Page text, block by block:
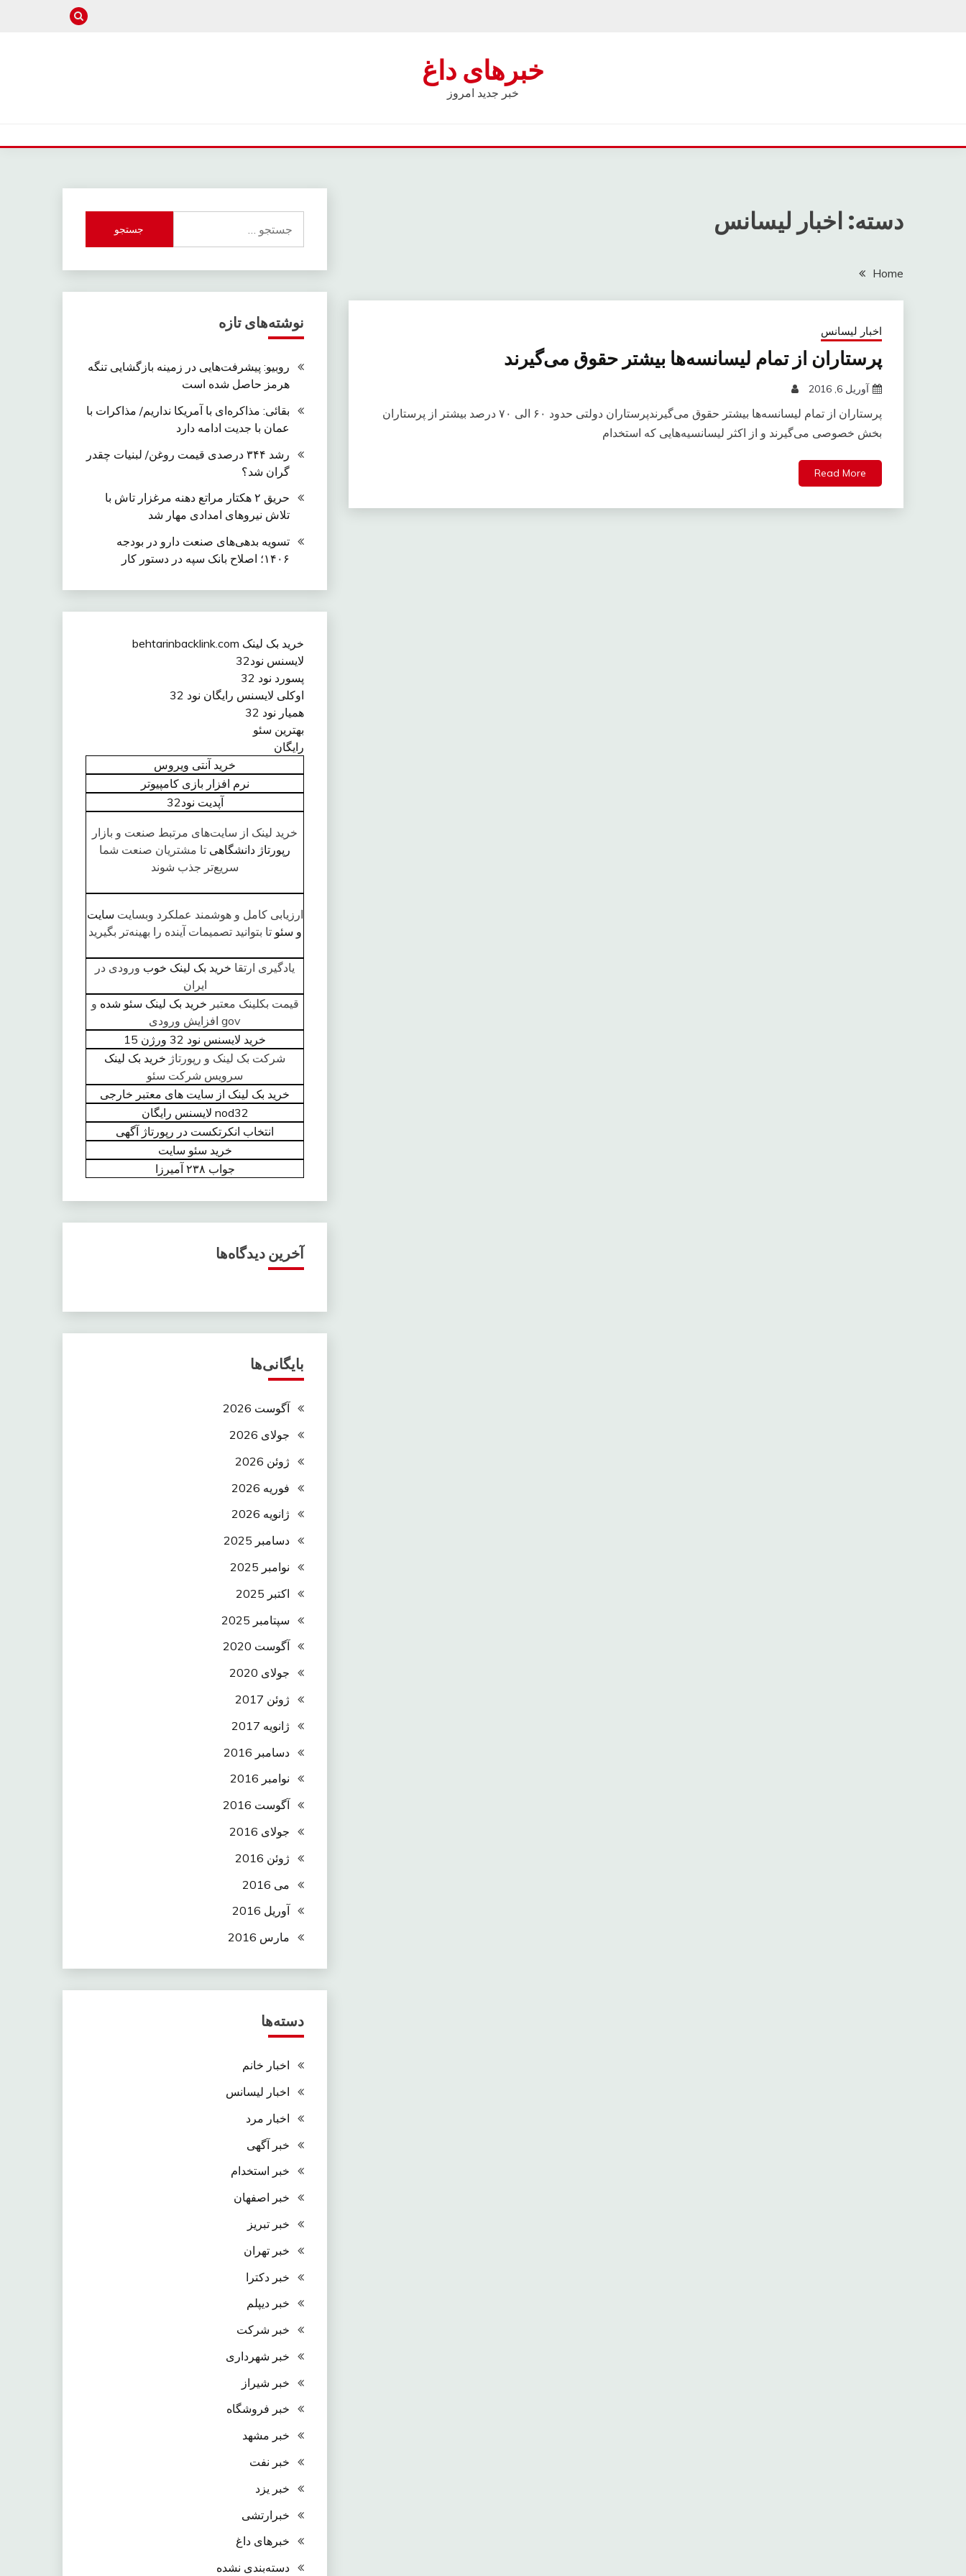
خبرهای داغ
خبر جدید امروز
دسته: اخبار لیسانس
Home
اخبار لیسانس
پرستاران از تمام لیسانسه‌ها بیشتر حقوق می‌گیرند
آوریل 6, 2016
پرستاران از تمام لیسانسه‌ها بیشتر حقوق می‌گیرندپرستاران دولتی حدود ۶۰ الی ۷۰ درصد بیشتر از پرستاران
بخش خصوصی می‌گیرند و از اکثر لیسانسیه‌هایی که استخدام
Read More
برای:
نوشته‌های تازه
روبیو: پیشرفت‌هایی در زمینه بازگشایی تنگه
هرمز حاصل شده است
بقائی: مذاکره‌ای با آمریکا نداریم/ مذاکرات با
عمان با جدیت ادامه دارد
رشد ۳۴۴ درصدی قیمت روغن/ لبنیات چقدر
گران شد؟
حریق ۲ هکتار مراتع دهنه مرغزار تاش با
تلاش نیروهای امدادی مهار شد
تسویه بدهی‌های صنعت دارو در بودجه
۱۴۰۶؛ اصلاح بانک سپه در دستور کار
خرید بک لینک behtarinbacklink.com
لایسنس نود32
پسورد نود 32
اوکلی لایسنس رایگان نود 32
همیار نود 32
بهترین سئو
رایگان
خرید آنتی ویروس
نرم افزار بازی کامپیوتر
آپديت نود32
خرید لینک از سایت‌های مرتبط صنعت و بازار
رپورتاژ دانشگاهی تا مشتریان صنعت شما
سریع‌تر جذب شوند
ارزیابی کامل و هوشمند عملکرد وبسایت سایت
و سئو تا بتوانید تصمیمات آینده را بهینه‌تر بگیرید
یادگیری ارتقا خرید بک لینک خوب ورودی در
ایران
قیمت بکلینک معتبر خرید بک لینک سئو شده و
gov افزایش ورودی
خرید لایسنس نود 32 ورژن 15
شرکت بک لینک و رپورتاژ خرید بک لینک
سرویس شرکت سئو
خرید بک لینک از سایت های معتبر خارجی
nod32 لایسنس رایگان
انتخاب انکرتکست در رپورتاژ آگهی
خرید سئو سایت
جواب ۲۳۸ آمیرزا
آخرین دیدگاه‌ها
بایگانی‌ها
آگوست 2026
جولای 2026
ژوئن 2026
فوریه 2026
ژانویه 2026
دسامبر 2025
نوامبر 2025
اکتبر 2025
سپتامبر 2025
آگوست 2020
جولای 2020
ژوئن 2017
ژانویه 2017
دسامبر 2016
نوامبر 2016
آگوست 2016
جولای 2016
ژوئن 2016
می 2016
آوریل 2016
مارس 2016
دسته‌ها
اخبار خانم
اخبار لیسانس
اخبار مرد
خبر آگهی
خبر استخدام
خبر اصفهان
خبر تبریز
خبر تهران
خبر دکترا
خبر دیپلم
خبر شرکت
خبر شهرداری
خبر شیراز
خبر فروشگاه
خبر مشهد
خبر نفت
خبر یزد
خبرارتشی
خبرهای داغ
دسته‌بندی نشده